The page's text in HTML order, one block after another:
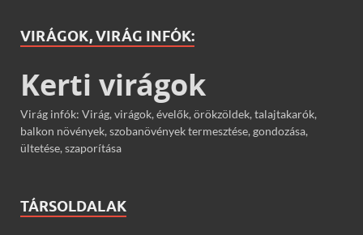
VIRÁGOK, VIRÁG INFÓK:
Kerti virágok
Virág infók: Virág, virágok, évelők, örökzöldek, talajtakarók,
balkon növények, szobanövények termesztése, gondozása,
ültetése, szaporítása
TÁRSOLDALAK